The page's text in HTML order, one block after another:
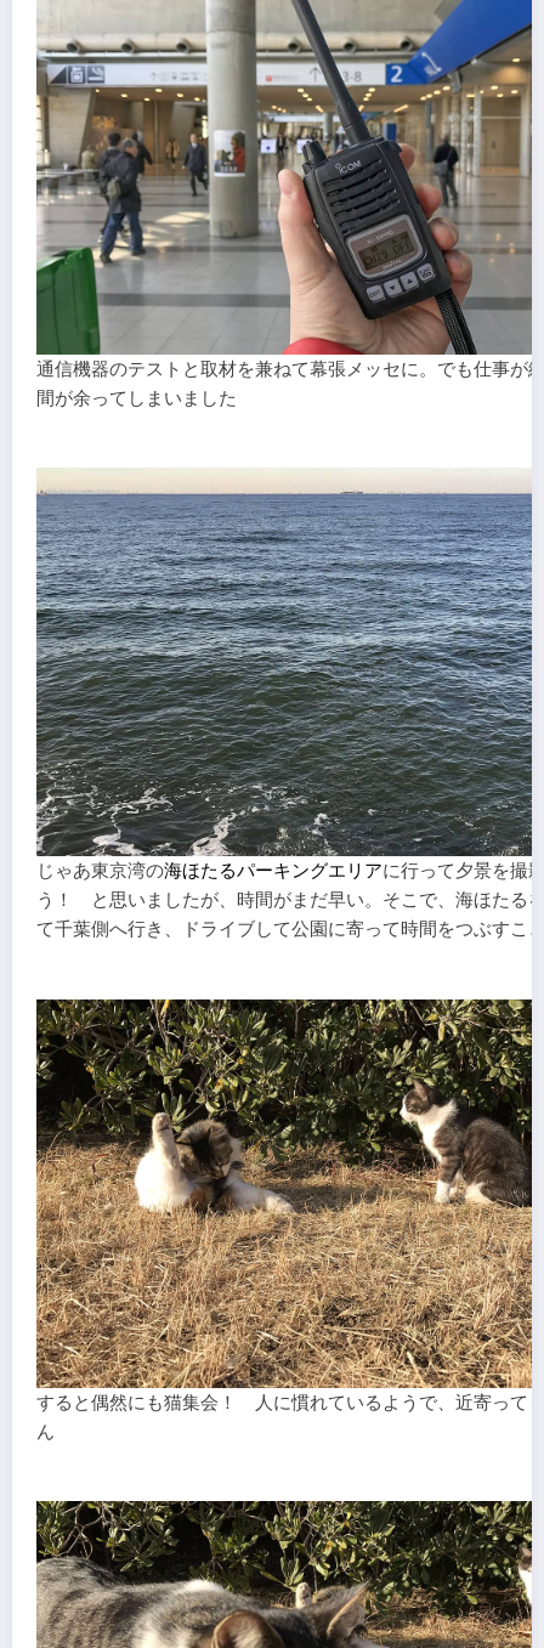
通信機器のテストと取材を兼ねて幕張メッセに。でも仕事が
間が余ってしまいました
じゃあ東京湾の海ほたるパーキングエリアに行って夕景を撮
う！ と思いましたが、時間がまだ早い。そこで、海ほたる
て千葉側へ行き、ドライブして公園に寄って時間をつぶすこ
すると偶然にも猫集会！ 人に慣れているようで、近寄って
ん